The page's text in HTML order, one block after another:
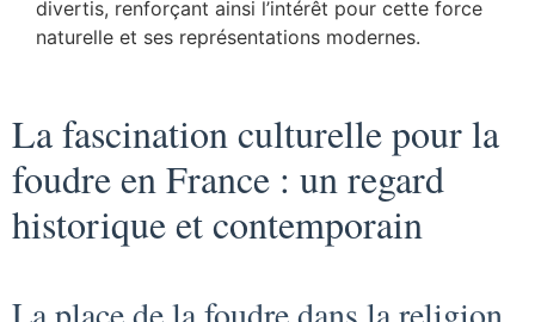
divertis, renforçant ainsi l’intérêt pour cette force
naturelle et ses représentations modernes.
La fascination culturelle pour la
foudre en France : un regard
historique et contemporain